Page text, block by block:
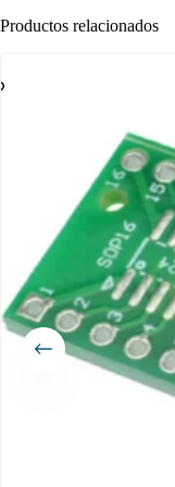
Productos relacionados